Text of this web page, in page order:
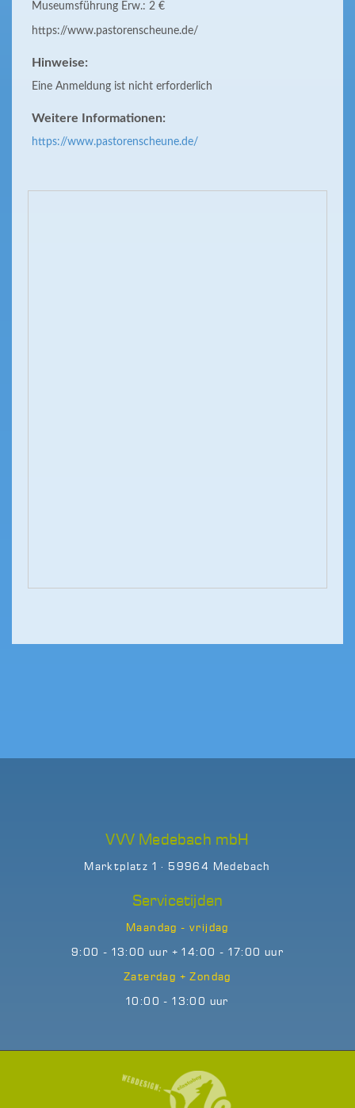
Museumsführung Erw.: 2 €
https://www.pastorenscheune.de/
Hinweise:
Eine Anmeldung ist nicht erforderlich
Weitere Informationen:
https://www.pastorenscheune.de/
VVV Medebach mbH
Marktplatz 1 · 59964 Medebach
Servicetijden
Maandag - vrijdag
9:00 - 13:00 uur + 14:00 - 17:00 uur
Zaterdag + Zondag
10:00 - 13:00 uur